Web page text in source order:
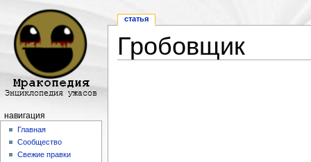
Гробовщик
статья
навигация
Главная
Сообщество
Свежие правки